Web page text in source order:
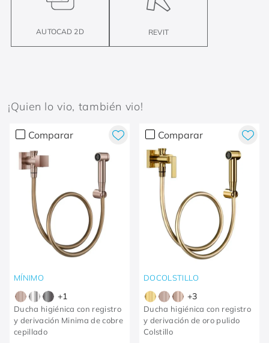
AUTOCAD 2D REVIT
¡Quien lo vio, también vio!
Comparar
MÍNIMO
+1
Ducha higiénica con registro
y derivación Minima de cobre
cepillado
Comparar
DOCOLSTILLO
+3
Ducha higiénica con registro
y derivación de oro pulido
Colstillo